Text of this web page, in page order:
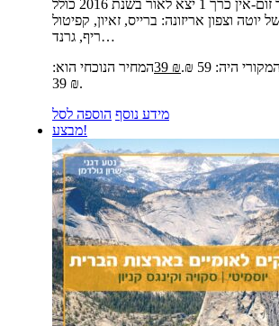
הספר זום-אין כרך 1 יצא לאור בשנת 2016 כולל
וצפון אריזונה: ברייס, זאיון, קפיטול
ריף, גרנד…
היה: 59 ₪. 39 ₪
המחיר הנוכחי הוא:
39 ₪.
מידע נוסף הוספה לסל
מבצע!